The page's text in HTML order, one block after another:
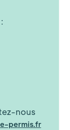
nous
permis.fr